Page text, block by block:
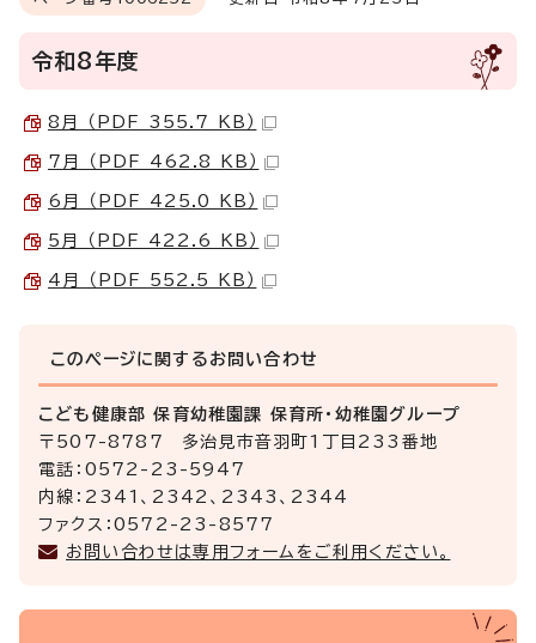
令和8年度
8月 （PDF 355.7 KB）
7月 （PDF 462.8 KB）
6月 （PDF 425.0 KB）
5月 （PDF 422.6 KB）
4月 （PDF 552.5 KB）
このページに関する お問い合わせ
こども健康部 保育幼稚園課 保育所・幼稚園グループ
〒507-8787 多治見市音羽町1丁目233番地
電話：0572-23-5947
内線：2341、2342、2343、2344
ファクス：0572-23-8577
お問い合わせは専用フォームをご利用ください。